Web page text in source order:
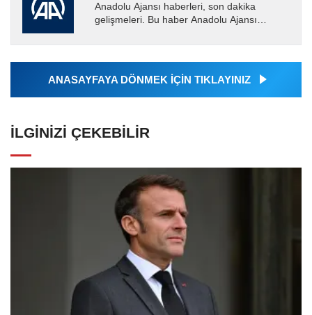
Anadolu Ajansı haberleri, son dakika
gelişmeleri. Bu haber Anadolu Ajansı
tarafından geçilen tüm...
ANASAYFAYA DÖNMEK İÇİN TIKLAYINIZ
İLGINIZI ÇEKEBILIR